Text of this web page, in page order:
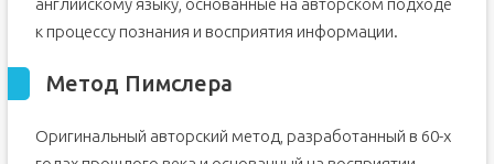
английскому языку, основанные на авторском подходе
к процессу познания и восприятия информации.
Метод Пимслера
Оригинальный авторский метод, разработанный в 60-х